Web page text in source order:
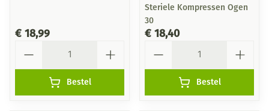
€ 18,99
Bestel
Steriele Kompressen Ogen
30
€ 18,40
Bestel